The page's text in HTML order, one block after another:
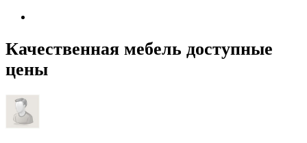
Качественная мебель доступные
цены